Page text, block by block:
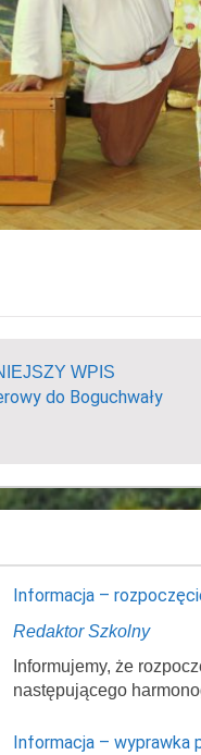
WPIS
do Boguchwały
Informacja –
Redaktor Szkolny
Informujemy, że
następującego
Informacja – wyprawka